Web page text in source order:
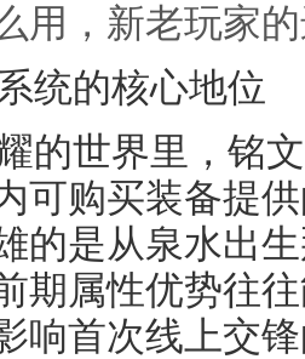
用，新老玩家
统的核心地位
的世界里，铭
可购买装备提
的是从泉水出
期属性优势往
响首次线上交